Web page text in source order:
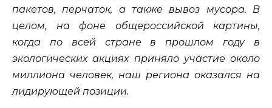
пакетов, перчаток, а также вывоз мусора. В
целом, на фоне общероссийской картины,
когда по всей стране в прошлом году в
экологических акциях приняло участие около
миллиона человек, наш региона оказался на
лидирующей позиции.